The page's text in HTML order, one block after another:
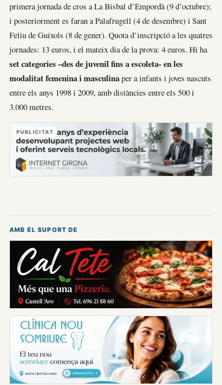
primera jornada de cros a La Bisbal d’Empordà (9 d’octubre);
i posteriorment es faran a Palafrugell (4 de desembre) i Sant
Feliu de Guíxols (8 de gener). Quota d’inscripció a les quatres
jornades: 13 euros, i el mateix dia de la prova: 4 euros. Hi ha
set categories –des de juvenil fins a escoleta- en les
modalitat femenina i masculinaper a infants i joves nascuts
entre els anys 1998 i 2009, amb distàncies entre els 500 i
3.000 metres.
PUBLICITAT
AMB EL SUPORT DE